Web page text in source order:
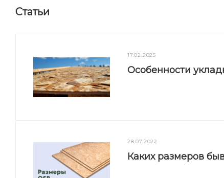
Статьи
17.02.2025
Особенности
28.07.2022
Каких размеров